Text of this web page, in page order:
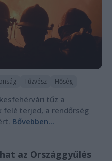
Tűzvész Hőség
tűz a
felé terjed, a rendőrség
Bővebben...
az Országgyűlés